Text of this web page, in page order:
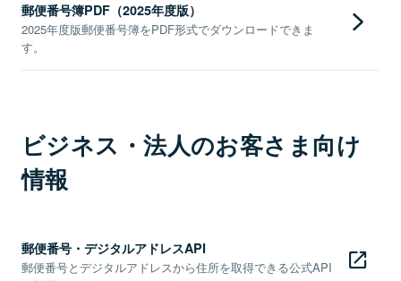
郵便番号簿PDF（2025年度版）
2025年度版郵便番号簿をPDF形式でダウンロードできま
す。
ビジネス・法人のお客さま向け
情報
郵便番号・デジタルアドレスAPI
郵便番号とデジタルアドレスから住所を取得できる公式API